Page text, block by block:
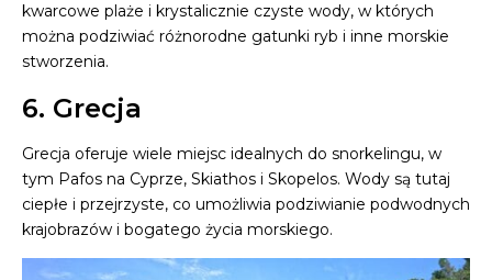
kwarcowe plaże i krystalicznie czyste wody, w których
można podziwiać różnorodne gatunki ryb i inne morskie
stworzenia.
6. Grecja
Grecja oferuje wiele miejsc idealnych do snorkelingu, w
tym Pafos na Cyprze, Skiathos i Skopelos. Wody są tutaj
ciepłe i przejrzyste, co umożliwia podziwianie podwodnych
krajobrazów i bogatego życia morskiego.